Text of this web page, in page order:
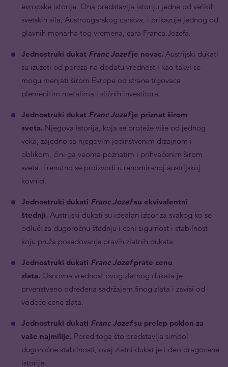
evropske istorije. Ona predstavlja istoriju jedne od velikih
svetskih sila, Austrougarskog carstva, i prikazuje jednog od
glavnih monarha tog vremena, cara Franca Jozefa.
Jednostruki dukat Franc Jozefje novac. Austrijski dukati
su izuzeti od poreza na dodatu vrednost i kao takvi se
mogu menjati širom Evrope od strane trgovaca
plemenitim metalima i sličnih investitora.
Jednostruki dukat Franc Jozefje priznat širom
sveta. Njegova istorija, koja se proteže više od jednog
veka, zajedno sa njegovim jedinstvenim dizajnom i
oblikom, čini ga veoma poznatim i prihvaćenim širom
sveta. Trenutno se proizvodi u renomiranoj austrijskoj
kovnici.
Jednostruki dukati Franc Jozefsu ekvivalentni
štednji. Austrijski dukati su idealan izbor za svakog ko se
odluči za dugoročnu štednju i ceni sigurnost i stabilnost
koju pruža posedovanje pravih zlatnih dukata.
Jednostruki dukati Franc Jozefprate cenu
zlata. Osnovna vrednost ovog zlatnog dukata je
prvenstveno određena sadržajem finog zlata i zavisi od
vodeće cene zlata.
Jednostruki dukati Franc Jozefsu prelep poklon za
vaše najmilije. Pored toga što predstavlja simbol
dugoročne stabilnosti, ovaj zlatni dukat je i deo dragocene
istorije.